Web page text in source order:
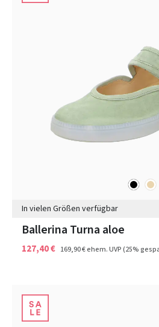
schwarz
beige
In vielen Größen verfügbar
Ballerina Turna aloe
127,40 € 169,90 €ehem. UVP(25%